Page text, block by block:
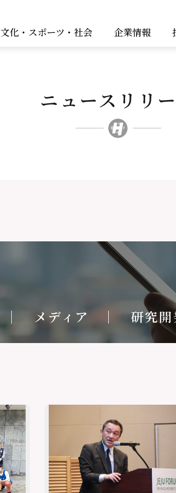
文化・スポーツ・社会 企業情報
ニュースリリ
メディア 研究